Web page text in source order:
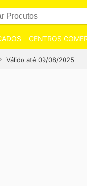
CENTROS
Válido até 09/08/2025